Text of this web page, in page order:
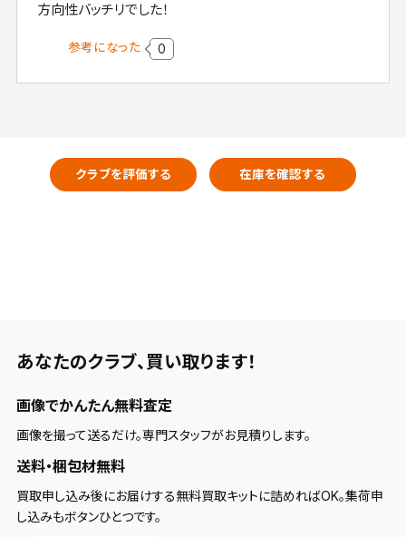
方向性バッチリでした！
参考になった 0
クラブを評価する 在庫を確認する
あなたのクラブ、 買い取ります！
画像でかんたん無料査定
画像を撮って送るだけ。専門スタッフがお見積りします。
送料・梱包材無料
買取申し込み後にお届けする無料買取キットに詰めればOK。集荷申
し込みもボタンひとつです。